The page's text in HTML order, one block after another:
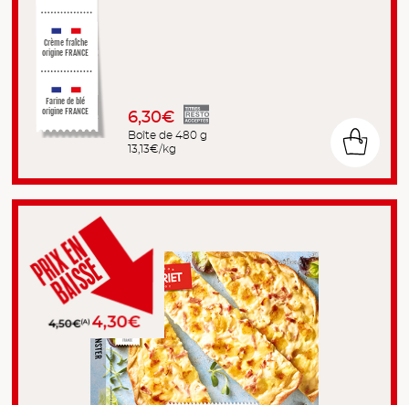
Crème fraîche
origine FRANCE
Farine de blé
origine FRANCE 6,30€
Boîte de 480 g
13,13€/kg